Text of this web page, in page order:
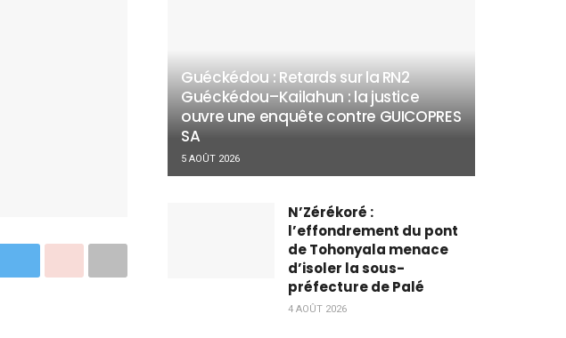
Guéckédou : Retards sur la RN2
Guéckédou–Kailahun : la justice
ouvre une enquête contre GUICOPRES
SA
5 AOÛT 2026
N’Zérékoré :
l’effondrement du pont
de Tohonyala menace
d’isoler la sous-
préfecture de Palé
4 AOÛT 2026